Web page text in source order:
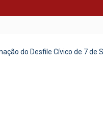
do Desfile Cívico de 7 de